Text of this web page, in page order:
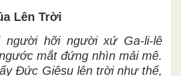
Lên Trời
người hỡi người xứ Ga-li-lê
mắt đứng nhìn mải mê.
Đức Giêsu lên trời như thế,